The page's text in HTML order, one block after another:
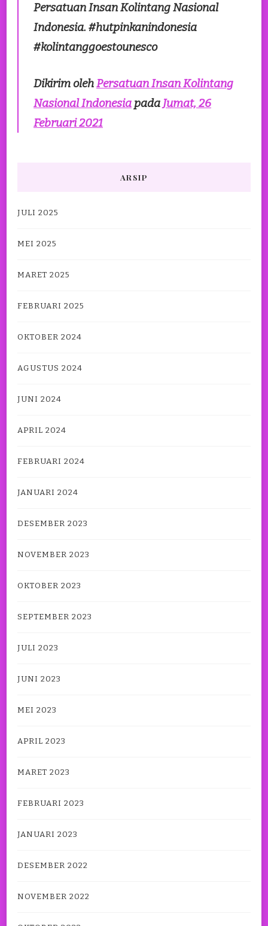
Persatuan Insan Kolintang Nasional
Indonesia. #hutpinkanindonesia
#kolintanggoestounesco
Dikirim olehPersatuan Insan Kolintang
Nasional Indonesiapada Jumat, 26
Februari 2021
ARSIP
JULI 2025
MEI 2025
MARET 2025
FEBRUARI 2025
OKTOBER 2024
AGUSTUS 2024
JUNI 2024
APRIL 2024
FEBRUARI 2024
JANUARI 2024
DESEMBER 2023
NOVEMBER 2023
OKTOBER 2023
SEPTEMBER 2023
JULI 2023
JUNI 2023
MEI 2023
APRIL 2023
MARET 2023
FEBRUARI 2023
JANUARI 2023
DESEMBER 2022
NOVEMBER 2022